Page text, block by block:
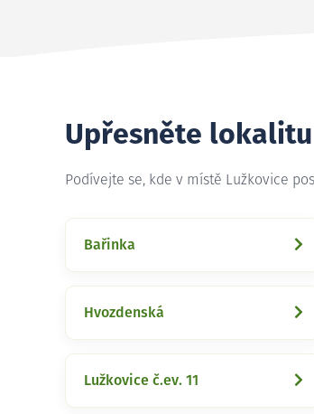
Upřesněte
Podívejte se, kde v místě Lužkovice
Bařinka
Hvozdenská
Lužkovice č.ev. 11